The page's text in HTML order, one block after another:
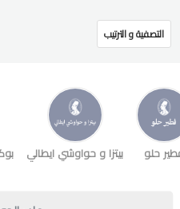
التصفية و الترتيب
حلو بيتزا و حواوشي ايطالي